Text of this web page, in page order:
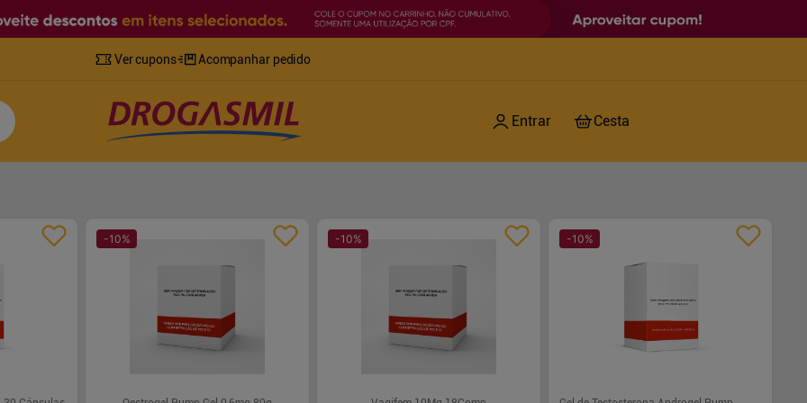
Ver cupons Acompanhar pedido
-10% -10% -10%